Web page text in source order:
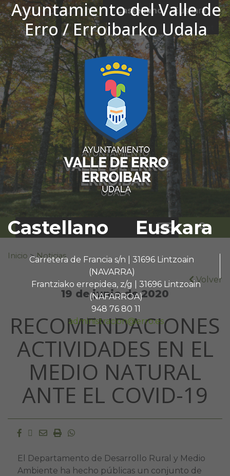
Ayuntamiento del Valle de
Erro / Erroibarko Udala
Castellano Euskara
Carretera de Francia s/n | 31696 Lintzoain
(NAVARRA)
Frantziako errepidea, z/g | 31696 Lintzoain
(NAFARROA)
948 76 80 11
administracion@erro.es
Ir al contenido
Castellano
Euskara
El tiempo - Tutiempo.net
Buscar:
Inicio > Noticias
Volver
19 de junio de 2020
RECOMENDACIONES
ACTIVIDADES EN EL
MEDIO NATURAL
ANTE EL COVID-19
Facebook
Twitter
EmailImprimir
Whatsapp
El Departamento de Desarrollo Rural y Medio
Ambiente ha hecho públicas un conjunto de